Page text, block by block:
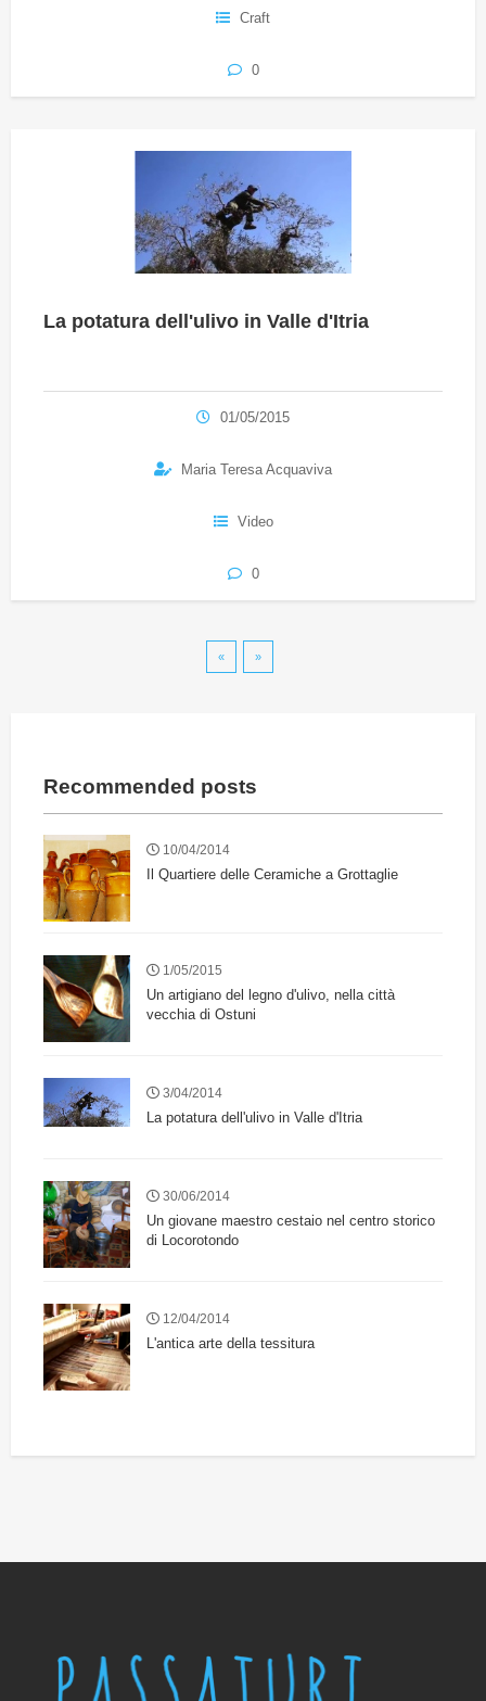
Craft
0
La potatura dell'ulivo in Valle d'Itria
01/05/2015
Maria Teresa Acquaviva
Video
0
« »
Recommended posts
10/04/2014
Il Quartiere delle Ceramiche a Grottaglie
1/05/2015
Un artigiano del legno d'ulivo, nella città
vecchia di Ostuni
3/04/2014
La potatura dell'ulivo in Valle d'Itria
30/06/2014
Un giovane maestro cestaio nel centro storico
di Locorotondo
12/04/2014
L'antica arte della tessitura